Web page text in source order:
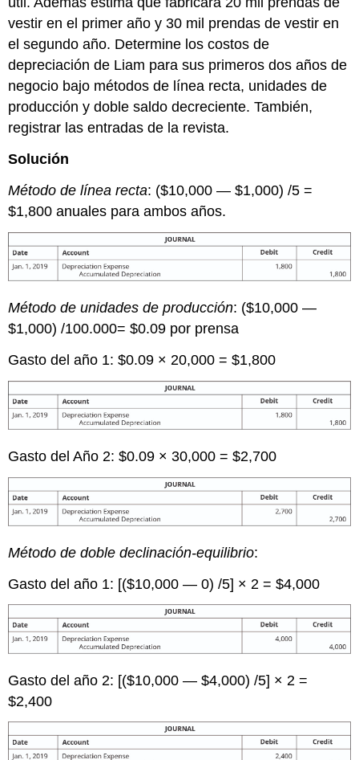
vestir en el primer año y 30 mil prendas de vestir en
el segundo año. Determine los costos de
depreciación de Liam para sus primeros dos años de
negocio bajo métodos de línea recta, unidades de
producción y doble saldo decreciente. También,
registrar las entradas de la revista.
Solución
Método de línea recta: ($10,000 — $1,000) /5 =
$1,800 anuales para ambos años.
Método de unidades de producción: ($10,000 —
$1,000) /100.000= $0.09 por prensa
Gasto del año 1: $0.09 × 20,000 = $1,800
Gasto del Año 2: $0.09 × 30,000 = $2,700
Método de doble declinación-equilibrio:
Gasto del año 1: [($10,000 — 0) /5] × 2 = $4,000
Gasto del año 2: [($10,000 — $4,000) /5] × 2 =
$2,400